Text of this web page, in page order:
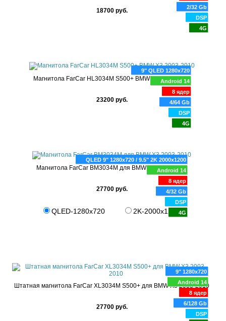
2/32 Gb
DSP
4G
18700 руб.
9" QLED 1280x720
Android 14
8 ядер
4/64 Gb
DSP
4G
Магнитола FarCar HL3034M S500+ BMW X3 2003-2010
23200 руб.
QLED 9" 1280x720 / 9.5" 2K 2000x1200
Android 14
8 ядер
4/32 Gb
DSP
4G
Магнитола FarCar BM3034M для BMW X3 2003-2010
27700 руб.
QLED-1280x720 2K-2000x1200
9" 1280x720
Android 14
8 ядер
6/128 Gb
DSP
Штатная магнитола FarCar XL3034M S500+ для BMW X3 2003-2010
27700 руб.